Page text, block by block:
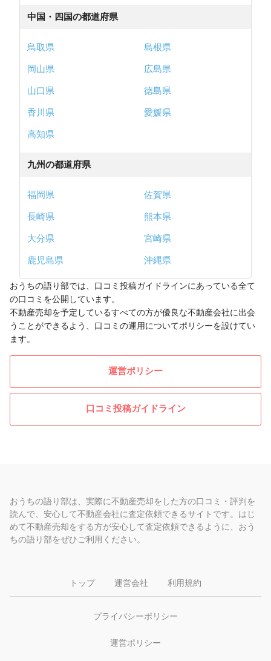
中国・四国の都道府県
鳥取県
島根県
岡山県
広島県
山口県
徳島県
香川県
愛媛県
高知県
九州の都道府県
福岡県
佐賀県
長崎県
熊本県
大分県
宮崎県
鹿児島県
沖縄県
おうちの語り部では、口コミ投稿ガイドラインにあっている全て
の口コミを公開しています。
不動産売却を予定しているすべての方が優良な不動産会社に出会
うことができるよう、口コミの運用についてポリシーを設けてい
ます。
運営ポリシー
口コミ投稿ガイドライン
おうちの語り部は、実際に不動産売却をした方の口コミ・評判を
読んで、安心して不動産会社に査定依頼できるサイトです。はじ
めて不動産売却をする方が安心して査定依頼できるように、おう
ちの語り部をぜひご利用ください。
トップ 運営会社 利用規約
プライバシーポリシー
運営ポリシー